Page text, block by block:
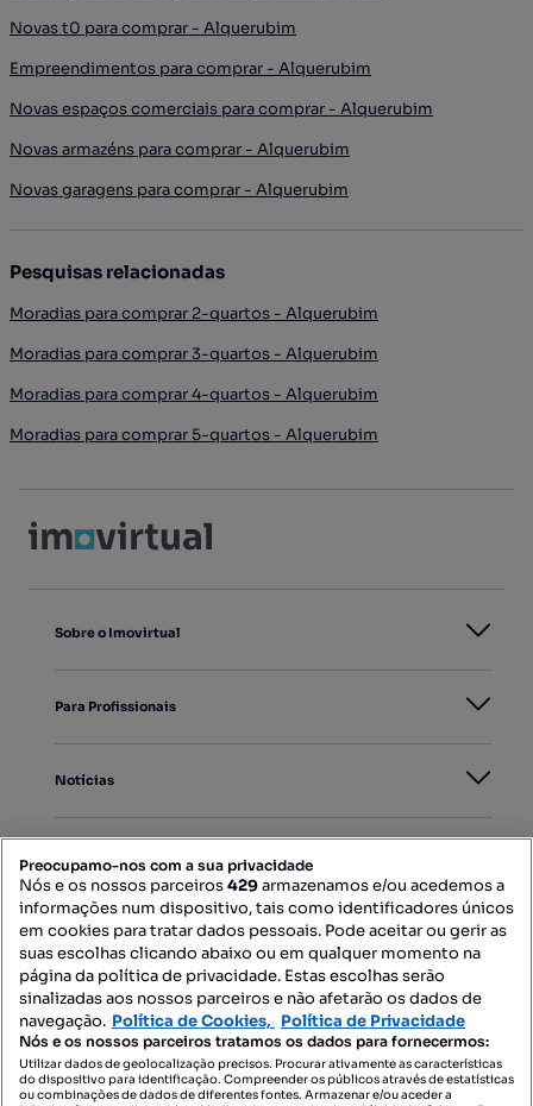
Novas t0 para comprar - Alquerubim
Empreendimentos para comprar - Alquerubim
Novas espaços comerciais para comprar - Alquerubim
Novas armazéns para comprar - Alquerubim
Novas garagens para comprar - Alquerubim
Pesquisas relacionadas
Moradias para comprar 2-quartos - Alquerubim
Moradias para comprar 3-quartos - Alquerubim
Moradias para comprar 4-quartos - Alquerubim
Moradias para comprar 5-quartos - Alquerubim
Sobre o Imovirtual
Para Profissionais
Notícias
Mapa do Site
Contacte-nos
SIGA-NOS:
Preocupamo-nos com a sua privacidade
Nós e os nossos parceiros429armazenamos e/ou acedemos a
informações num dispositivo, tais como identificadores únicos
em cookies para tratar dados pessoais. Pode aceitar ou gerir as
suas escolhas clicando abaixo ou em qualquer momento na
página da política de privacidade. Estas escolhas serão
sinalizadas aos nossos parceiros e não afetarão os dados de
navegação. Política de Cookies, Política de Privacidade
Nós e os nossos parceiros tratamos os dados para fornecermos:
Utilizar dados de geolocalização precisos. Procurar ativamente as características
do dispositivo para identificação. Compreender os públicos através de estatísticas
ou combinações de dados de diferentes fontes. Armazenar e/ou aceder a